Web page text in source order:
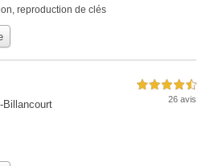
reproduction de clés
Billancourt
4,5 étoiles sur 5
26 avis